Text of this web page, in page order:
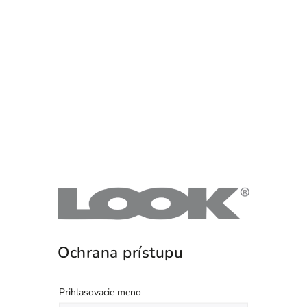
Ochrana prístupu
Prihlasovacie meno